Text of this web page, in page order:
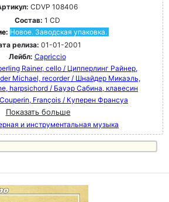
CDVP 108406
Состав: 1 CD
Новое. Заводская упаковка.
релиза: 01-01-2001
Лейбл: Capriccio
Rainer, cello / Ципперлинг Райнер,
Michael, recorder / Шнайдер Микаэль,
harpsichord / Бауэр Сабина, клавесин
Couperin, François / Куперен Франсуа
Показать больше
и инструментальная музыка